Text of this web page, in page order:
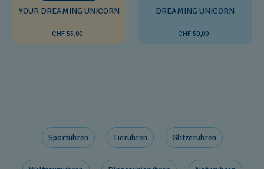
YOUR DREAMING UNICORN
CHF 55,00
DREAMING UNICORN
CHF 50,00
Sportuhren Tieruhren Glitzeruhren